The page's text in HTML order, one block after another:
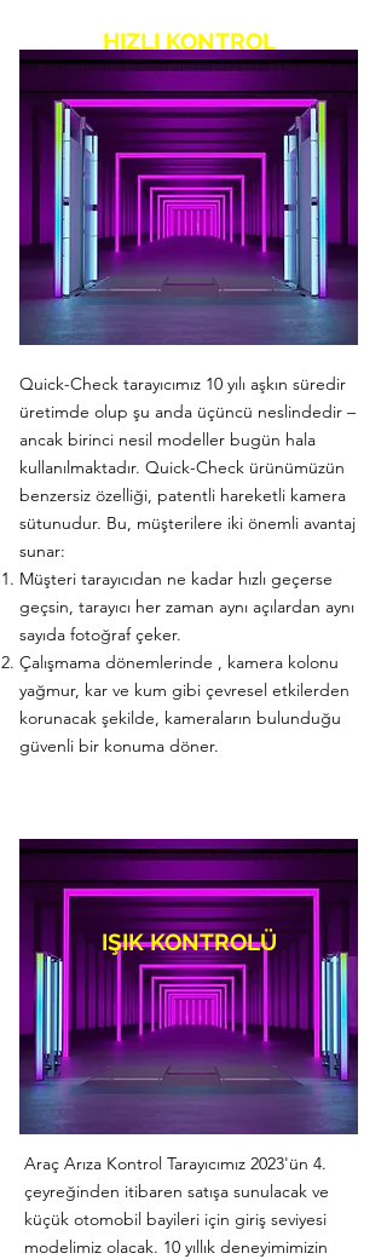
Quick-Check tarayıcımız 10 yılı aşkın süredir
üretimde olup şu anda üçüncü neslindedir –
ancak birinci nesil modeller bugün hala
kullanılmaktadır. Quick-Check ürünümüzün
benzersiz özelliği, patentli hareketli kamera
sütunudur. Bu, müşterilere iki önemli avantaj
sunar:
Müşteri tarayıcıdan ne kadar hızlı geçerse
geçsin, tarayıcı her zaman aynı açılardan aynı
sayıda fotoğraf çeker.
Çalışmama dönemlerinde , kamera kolonu
yağmur, kar ve kum gibi çevresel etkilerden
korunacak şekilde, kameraların bulunduğu
güvenli bir konuma döner.
Araç Arıza Kontrol Tarayıcımız 2023'ün 4.
çeyreğinden itibaren satışa sunulacak ve
küçük otomobil bayileri için giriş seviyesi
modelimiz olacak. 10 yıllık deneyimimizin
HIZLI KONTROL
IŞIK KONTROLÜ